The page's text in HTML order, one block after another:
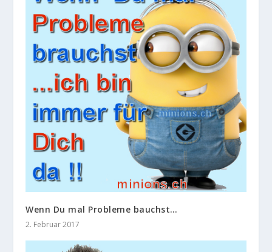
Wenn Du mal Probleme bauchst…
2. Februar 2017